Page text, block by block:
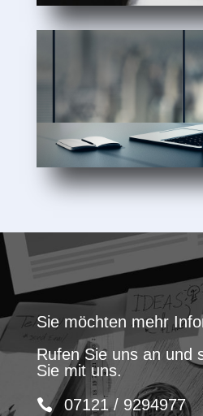
Sie möchten mehr
Rufen Sie uns an und
Sie mit uns.
07121 / 9294977